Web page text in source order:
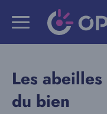
Les
du bien